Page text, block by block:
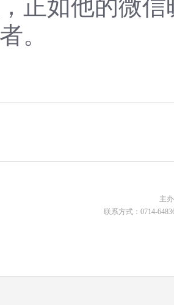
正如他的微
。
主
联系方式：0714-